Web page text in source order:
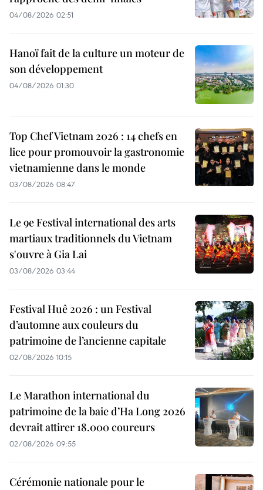
04/08/2026 02:51
Hanoï fait de la culture un moteur de
son développement
04/08/2026 01:30
Top Chef Vietnam 2026 : 14 chefs en
lice pour promouvoir la gastronomie
vietnamienne dans le monde
03/08/2026 08:47
Le 9e Festival international des arts
martiaux traditionnels du Vietnam
s'ouvre à Gia Lai
03/08/2026 03:44
Festival Huê 2026 : un Festival
d’automne aux couleurs du
patrimoine de l’ancienne capitale
02/08/2026 10:15
Le Marathon international du
patrimoine de la baie d’Ha Long 2026
devrait attirer 18.000 coureurs
02/08/2026 09:55
Cérémonie nationale pour le